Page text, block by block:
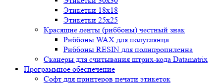
Этикетки 18х18
Этикетки 25х25
Красящие ленты (риббоны) честный знак
Риббоны WAX для полуглянца
Риббоны RESIN для полипропиленна
Сканеры для считывания штрих-кода Datamatrix
Программное обеспечение
Софт для принтеров печати этикеток